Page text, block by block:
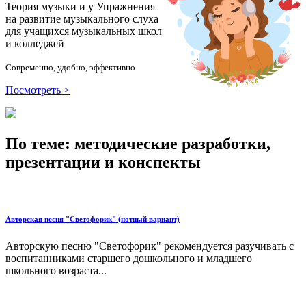
Теория музыки и у Упражнения
на развитие музыкального слуха
для учащихся музыкальных школ
и колледжей
Современно, удобно, эффективно
Посмотреть >
По теме: методические разработки,
презентации и конспекты
Авторская песня "Светофорик" (нотный вариант)
Авторскую песню "Светофорик" рекомендуется разучивать с
воспитанниками старшего дошкольного и младшего
школьного возраста...